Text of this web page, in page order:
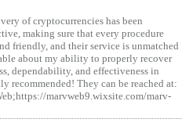
of cryptocurrencies has been
making sure that every procedure
friendly, and their service is unmatched
about my ability to properly recover
dependability, and effectiveness in
recommended! They can be reached at:
marvweb9.wixsite.com/marv-